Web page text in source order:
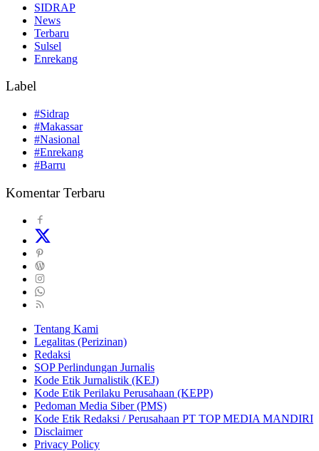
SIDRAP
News
Terbaru
Sulsel
Enrekang
Label
#Sidrap
#Makassar
#Nasional
#Enrekang
#Barru
Komentar Terbaru
Tentang Kami
Legalitas (Perizinan)
Redaksi
SOP Perlindungan Jurnalis
Kode Etik Jurnalistik (KEJ)
Kode Etik Perilaku Perusahaan (KEPP)
Pedoman Media Siber (PMS)
Kode Etik Redaksi / Perusahaan PT TOP MEDIA MANDIRI
Disclaimer
Privacy Policy